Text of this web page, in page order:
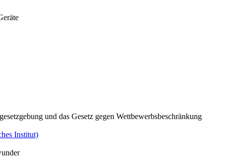
und das Gesetz gegen Wettbewerbsbeschränkung
Institut)